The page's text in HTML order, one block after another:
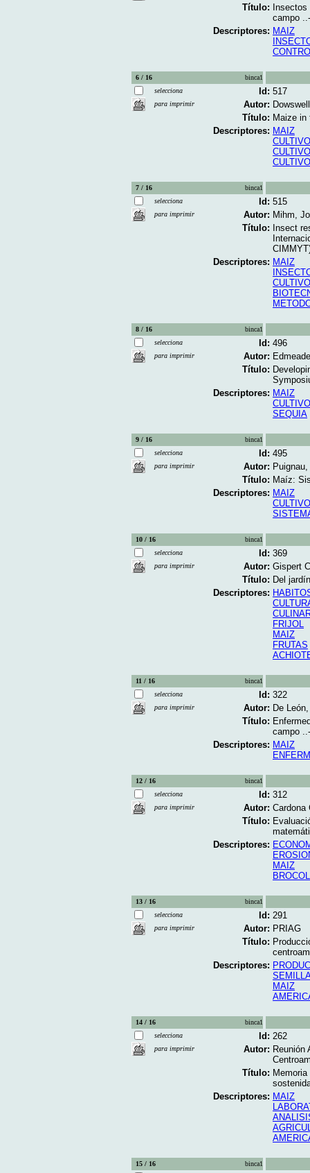
Título:
campo ..-
Descriptores: MAIZ
6 / 16
binca1
selecciona
para imprimir
Id: 517
Autor:
Título: Maize in
Descriptores: MAIZ
7 / 16
binca1
selecciona
para imprimir
Id: 515
Autor: Mihm,
Título: Insect
Descriptores: MAIZ
8 / 16
binca1
selecciona
para imprimir
Id: 496
Autor:
Título:
Descriptores: MAIZ
SEQUIA
9 / 16
binca1
selecciona
para imprimir
Id: 495
Autor:
Título: Maíz:
Descriptores: MAIZ
10 / 16
binca1
selecciona
para imprimir
Id: 369
Autor: Gispert
Título: Del
Descriptores:
FRIJOL
MAIZ
FRUTAS
11 / 16
binca1
selecciona
para imprimir
Id: 322
Autor: De
Título:
campo ..-
Descriptores: MAIZ
12 / 16
binca1
selecciona
para imprimir
Id: 312
Autor: Cardona
Título:
Descriptores:
MAIZ
13 / 16
binca1
selecciona
para imprimir
Id: 291
Autor: PRIAG
Título:
Descriptores:
MAIZ
14 / 16
binca1
selecciona
para imprimir
Id: 262
Autor: Reunión
Título:
Descriptores: MAIZ
15 / 16 binca1